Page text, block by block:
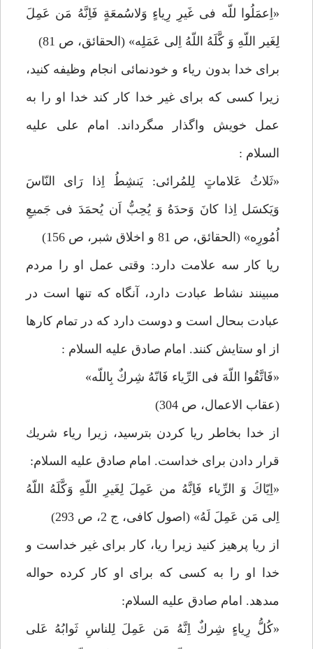
«اِعمَلُوا للّه فى غَيرِ رِياءٍ وَلاسُمعَةٍ فَاِنَّهُ مَن عَمِلَ
لِغَير اللّهِ وَ كَّلَهُ اللّهُ اِلى عَمَلِه» (الحقائق، ص 81)
براى خدا بدون رياء و خودنمائى انجام وظيفه كنيد،
زيرا كسى كه براى غير خدا كار كند خدا او را به
عمل خويش واگذار مى‏گرداند. امام على عليه
السلام :
«ثَلاثُ عَلاماتٍ لِلمُرائى: يَنشِطُ اِذا رَاى النّاسَ
وَيَكسَل اِذا كانَ وَحدَهُ وَ يُحِبُّ اَن يُحمَدَ فى جَميعِ
اُمُورِه» (الحقائق، ص 81 و اخلاق شبر، ص 156)
ريا كار سه علامت دارد: وقتى عمل او را مردم
مى‏بينند نشاط عبادت دارد، آنگاه كه تنها است در
عبادت بى‏حال است و دوست دارد كه در تمام كارها
از او ستايش كنند. امام صادق عليه السلام :
«فَاتَّقُوا اللّهَ فى الرِّياء فَانّهُ شِركٌ بِاللّه»
(عقاب الاعمال، ص 304)
از خدا بخاطر ريا كردن بترسيد، زيرا رياء شريك
قرار دادن براى خداست. امام صادق عليه السلام:
«اِيّاكَ وَ الرِّياء فَاِنَّهُ من عَمِلَ لِغَيرِ اللّهِ وَكَّلَهُ اللّهُ
اِلى مَن عَمِلَ لَهُ» (اصول كافى، ج 2، ص 293)
از ريا پرهيز كنيد زيرا ريا، كار براى غير خداست و
خدا او را به كسى كه براى او كار كرده حواله
مى‏دهد. امام صادق عليه السلام:
«كُلُّ رِياءٍ شِركٌ اِنَّهُ مَن عَمِلَ لِلناسِ ثَوابُهُ عَلى